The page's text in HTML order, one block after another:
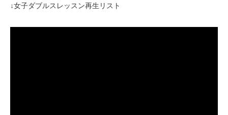
↓女子ダブルスレッスン再生リスト